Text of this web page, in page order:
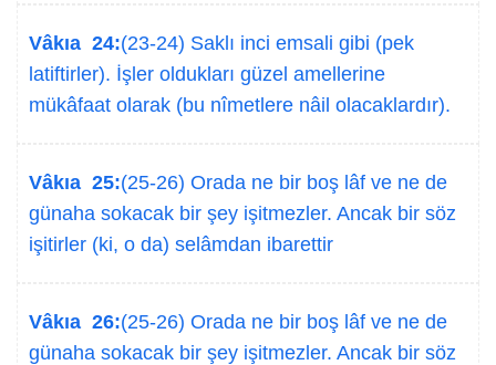
Vâkıa 24:(23-24) Saklı inci emsali gibi (pek
latiftirler). İşler oldukları güzel amellerine
mükâfaat olarak (bu nîmetlere nâil olacaklardır).
Vâkıa 25:(25-26) Orada ne bir boş lâf ve ne de
günaha sokacak bir şey işitmezler. Ancak bir söz
işitirler (ki, o da) selâmdan ibarettir
Vâkıa 26:(25-26) Orada ne bir boş lâf ve ne de
günaha sokacak bir şey işitmezler. Ancak bir söz